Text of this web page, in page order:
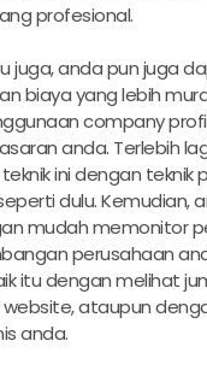
profesional.
juga, anda pun juga
biaya yang lebih
company
anda. Terlebih
ini dengan teknik
dulu. Kemudian,
mudah memonitor
perusahaan
itu dengan melihat
ataupun
anda.